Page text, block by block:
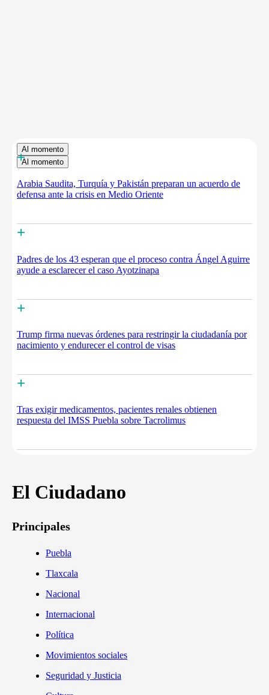
Al momento
Al momento
+
Arabia Saudita, Turquía y Pakistán preparan un acuerdo de
defensa ante la crisis en Medio Oriente
+
Padres de los 43 esperan que el proceso contra Ángel Aguirre
ayude a esclarecer el caso Ayotzinapa
+
Trump firma nuevas órdenes para restringir la ciudadanía por
nacimiento y endurecer el control de visas
+
Tras exigir medicamentos, pacientes renales obtienen
respuesta del IMSS Puebla sobre Tacrolimus
El Ciudadano
Principales
Puebla
Tlaxcala
Nacional
Internacional
Política
Movimientos sociales
Seguridad y Justicia